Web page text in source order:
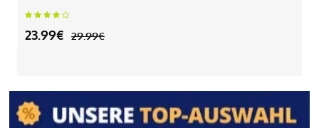
23.99€ 29.99€